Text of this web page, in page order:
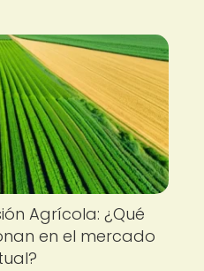
Agrícola: ¿Qué
en el mercado